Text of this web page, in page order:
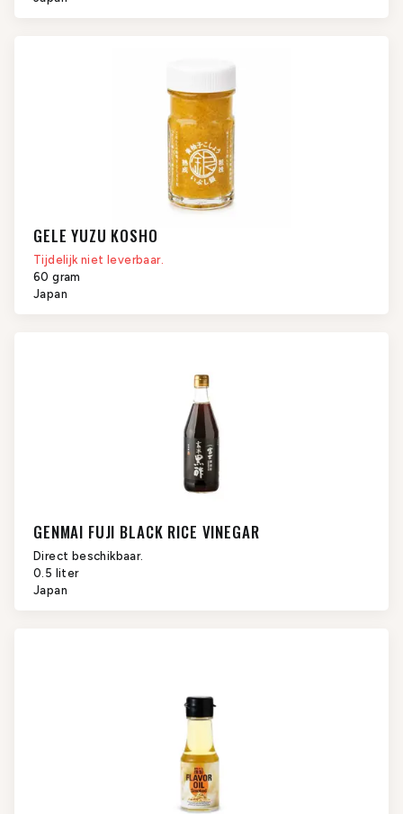
GELE YUZU KOSHO
Tijdelijk niet leverbaar.
60 gram
Japan
GENMAI FUJI BLACK RICE VINEGAR
Direct beschikbaar.
0.5 liter
Japan